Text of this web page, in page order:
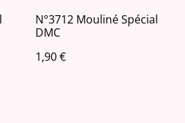
N°3712 Mouliné Spécial
DMC
1,90 €